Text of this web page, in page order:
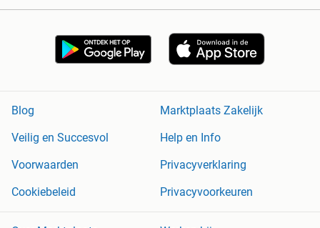
Blog
Marktplaats Zakelijk
Veilig en Succesvol
Help en Info
Voorwaarden
Privacyverklaring
Cookiebeleid
Privacyvoorkeuren